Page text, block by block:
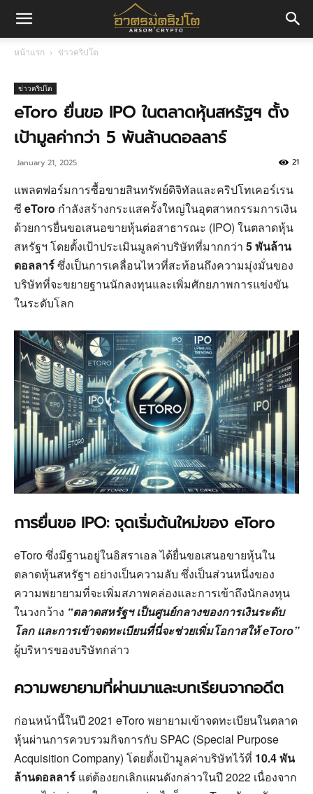
มค
ปโต
หน้าแรก ข่าวคริปโต
ข่าวคริปโต
eToro ยื่นขอ IPO ในตลาดหุ้นสหรัฐฯ ตั้ง
เป้ามูลค่ากว่า 5 พันล้านดอลลาร์
January 21, 2025 21
แพลตฟอร์มการซื้อขายสินทรัพย์ดิจิทัลและคริปโทเคอร์เรน
ซี eToro กำลังสร้างกระแสครั้งใหญ่ในอุตสาหกรรมการเงิน
ด้วยการยื่นขอเสนอขายหุ้นต่อสาธารณะ (IPO) ในตลาดหุ้น
สหรัฐฯ โดยตั้งเป้าประเมินมูลค่าบริษัทที่มากกว่า 5 พันล้าน
ดอลลาร์ซึ่งเป็นการเคลื่อนไหวที่สะท้อนถึงความมุ่งมั่นของ
บริษัทที่จะขยายฐานนักลงทุนและเพิ่มศักยภาพการแข่งขัน
ในระดับโลก
การยื่นขอ IPO: จุดเริ่มต้นใหม่ของ eToro
eToro ซึ่งมีฐานอยู่ในอิสราเอล ได้ยื่นขอเสนอขายหุ้นใน
ตลาดหุ้นสหรัฐฯ อย่างเป็นความลับ ซึ่งเป็นส่วนหนึ่งของ
ความพยายามที่จะเพิ่มสภาพคล่องและการเข้าถึงนักลงทุน
ในวงกว้าง “ตลาดสหรัฐฯ เป็นศูนย์กลางของการเงินระดับ
โลก และการเข้าจดทะเบียนที่นี่จะช่วยเพิ่มโอกาสให้ eToro”
ผู้บริหารของบริษัทกล่าว
ความพยายามที่ผ่านมาและบทเรียนจากอดีต
ก่อนหน้านี้ในปี 2021 eToro พยายามเข้าจดทะเบียนในตลาด
หุ้นผ่านการควบรวมกิจการกับ SPAC (Special Purpose
Acquisition Company) โดยตั้งเป้ามูลค่าบริษัทไว้ที่ 10.4 พัน
ล้านดอลลาร์ แต่ต้องยกเลิกแผนดังกล่าวในปี 2022 เนื่องจาก